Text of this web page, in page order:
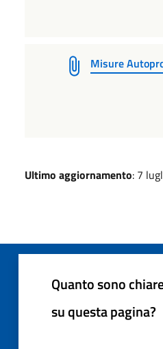
Misure
Ultimo aggiornamento: 7
Quanto sono
su questa pagina?